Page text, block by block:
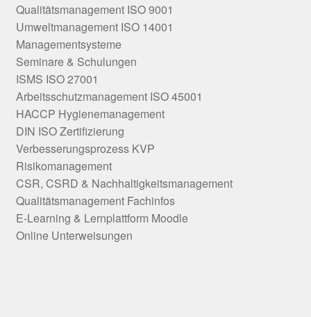
Qualitätsmanagement ISO 9001
Umweltmanagement ISO 14001
Managementsysteme
Seminare & Schulungen
ISMS ISO 27001
Arbeitsschutzmanagement ISO 45001
HACCP Hygienemanagement
DIN ISO Zertifizierung
Verbesserungsprozess KVP
Risikomanagement
CSR, CSRD & Nachhaltigkeitsmanagement
Qualitätsmanagement Fachinfos
E-Learning & Lernplattform Moodle
Online Unterweisungen